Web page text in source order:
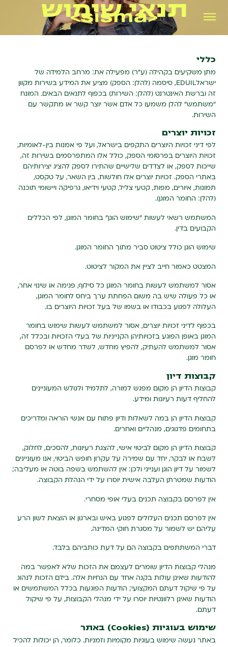
תנאי שימוש
כללי
מתן משקיעים בקהילה (ע"ר) מפעילה את: מרחב הלמידה של
ישראלEDUIL, סיסמה (להלן: הספק) מציע את המידע בשירות מקוון
זה וברשת האינטרנט (להלן: השירות) בכפוף לתנאים הבאים. המונח
"משתמש" להלן משמעו כל אדם אשר יוצר קשר או מתקשר עם
השירות.
זכויות יוצרים
לפי דיני זכויות היוצרים התקפים בישראל, ועל פי אמנות בין-לאומיות,
זכויות היוצרים בפרסומי הספק, כולל אלו המתפרסמים בשירות זה,
שייכות לספק, או לצדדים שלישיים שהתירו לספק להציג יצירותיהם
באתרי הספק. זכויות יוצרים אלו חולשות, בין השאר, על טקסט,
תמונות, איורים, מפות, קטעי צליל, קטעי וידיאו, גרפיקה ויישומי תוכנה
(להלן: החומר המוגן).
המשתמש רשאי לעשות "שימוש הוגן" בחומר המוגן, לפי הכללים
הקבועים בדין.
שימוש הוגן כולל ציטוט סביר מתוך החומר המוגן.
המצטט כאמור חייב לציין את המקור לציטוט.
אסור למשתמש לעשות בחומר המוגן כל סילוף, פגימה או שינוי אחר,
או כל פעולה שיש בה משום הפחתת ערך ביחס לחומר המוגן,
העלולה לפגוע בכבודו או בשמו של בעל זכויות היוצרים בו.
בכפוף לדיני זכויות יוצרים, אסור למשתמש לעשות שימוש בחומר
המוגן באופן הפוגע בזכויותיהן הקנייניות של בעלי הזכויות ובכלל זה,
אסור למשתמש להעתיק, להפיץ מחדש, לשדר מחדש או לפרסם
חומר מוגן.
קבוצות דיון
קבוצות הדיון הן מקום מפגש למורה, לתלמיד ולגולש המעוניינים
להחליף דעות רעיונות ומידע.
קבוצות הדיון הן במה לשאלות ודיון פתוח עם אנשי הוראה ומדריכים
בתחומים פדגוגים, מנהליים ואחרים.
קבוצות הדיון הן מקום לביטוי אישי, להצגת רעיונות, להסכים, לחלוק,
לשבח או לבקר, יחד עם שמירה על עקרון חופש הביטוי, אנו מעוניינים
לשמור על דיון הוגן וענייני ולכן: אין להשתמש בשפה בוטה או מעליבה;
הודעות שמטרתן העלבה אישית יוסרו על ידי הנהלת הקבוצה.
אין לפרסם בקבוצה תכנים בעלי אופי מסחרי.
אין לפרסם תכנים העלולים לפגוע באיש ובארגון או הוצאת לשון הרע
עליהם יש לשמור על מסגרת חוקי המדינה.
דברי המשתתפים בקבוצה הם על דעת כותביהם בלבד.
מנהלי קבוצות הדיון שומרים לעצמם את הזכות שלא לאפשר במה
להודעות שאינן עולות בקנה אחד עם הנחיות אלה. בידם הזכות לנהוג
על פי שיקול דעתם המקצועי; הודעות הפוגעות בכלל המשתמשים או
הודעות שאינן רלוונטיות יוסרו על ידי מנהלי הקבוצות, על פי שיקול
דעתם.
שימוש בעוגיות (Cookies) באתר
באתר נעשה שימוש בעוגיות מקומיות וזמניות. כלומר, הן יכולות להכיל